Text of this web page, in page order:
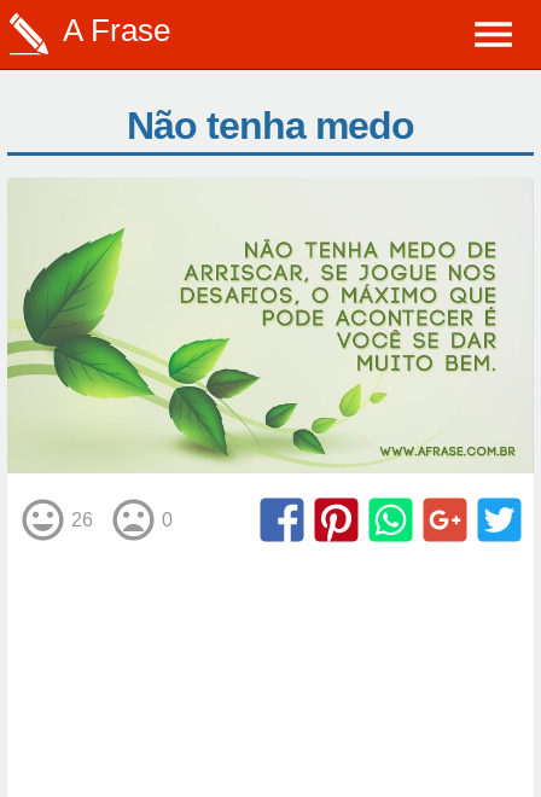
A Frase
Não tenha medo
26 0